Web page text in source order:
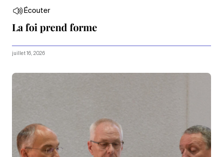
Écouter
La foi prend forme
juillet 16, 2026